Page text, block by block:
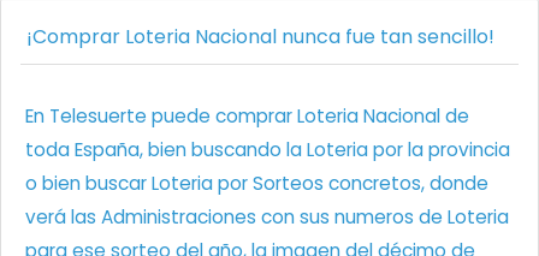
¡Comprar Loteria Nacional nunca fue tan sencillo!
En Telesuerte puede comprar Loteria Nacional de
toda España, bien buscando la Loteria por la provincia
o bien buscar Loteria por Sorteos concretos, donde
verá las Administraciones con sus numeros de Loteria
para ese sorteo del año, la imagen del décimo de